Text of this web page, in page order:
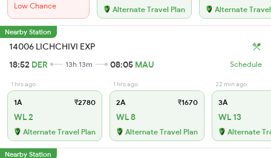
Low Chance Alternate Travel Plan Alternate
Nearby Station
14006 LICHCHIVI EXP
18:52 DER 13h 13m 08:05 MAU Schedule
1 hrs ago
1A ₹2780
WL 2
Alternate Travel Plan
1 hrs ago
2A ₹1670
WL 8
Alternate Travel Plan
22 min ago
3A
WL 13
Alternate
Nearby Station